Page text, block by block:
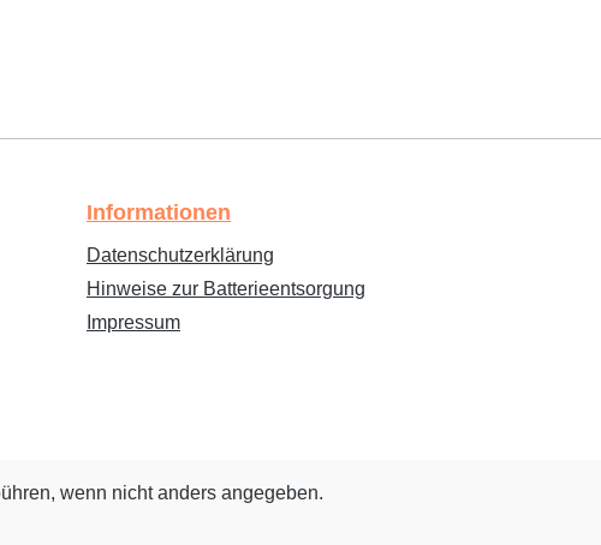
Informationen
Datenschutzerklärung
Hinweise zur Batterieentsorgung
Impressum
wenn nicht anders angegeben.